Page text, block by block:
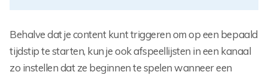
Behalve dat je content kunt triggeren om op een bepaald
tijdstip te starten, kun je ook afspeellijsten in een kanaal
zo instellen dat ze beginnen te spelen wanneer een